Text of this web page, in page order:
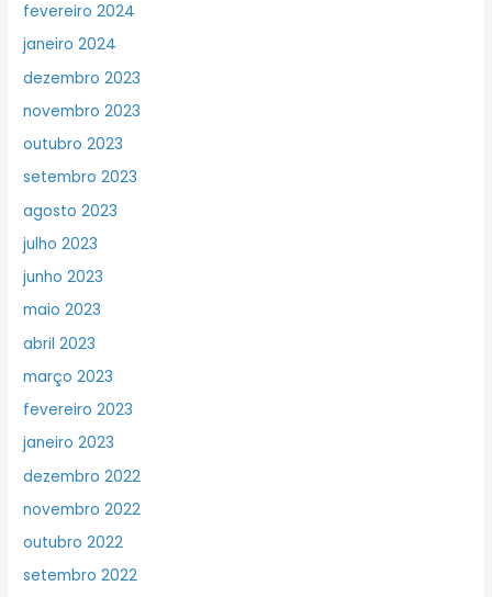
fevereiro 2024
janeiro 2024
dezembro 2023
novembro 2023
outubro 2023
setembro 2023
agosto 2023
julho 2023
junho 2023
maio 2023
abril 2023
março 2023
fevereiro 2023
janeiro 2023
dezembro 2022
novembro 2022
outubro 2022
setembro 2022